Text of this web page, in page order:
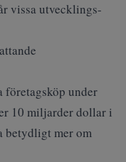
vissa utvecklings-
under
10 miljarder dollar i
betydligt mer om